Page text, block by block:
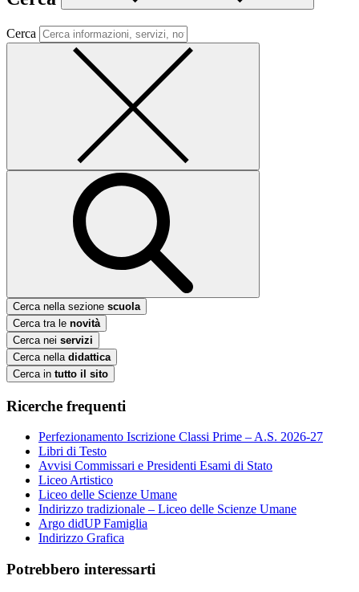
Cerca
Cerca nella sezione scuola
Cerca tra le novità
Cerca nei servizi
Cerca nella didattica
Cerca in tutto il sito
Ricerche frequenti
Perfezionamento Iscrizione Classi Prime – A.S. 2026-27
Libri di Testo
Avvisi Commissari e Presidenti Esami di Stato
Liceo Artistico
Liceo delle Scienze Umane
Indirizzo tradizionale – Liceo delle Scienze Umane
Argo didUP Famiglia
Indirizzo Grafica
Potrebbero interessarti